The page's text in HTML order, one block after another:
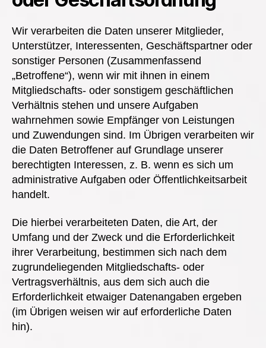
Wir verarbeiten die Daten unserer Mitglieder,
Unterstützer, Interessenten, Geschäftspartner oder
sonstiger Personen (Zusammenfassend
„Betroffene“), wenn wir mit ihnen in einem
Mitgliedschafts- oder sonstigem geschäftlichen
Verhältnis stehen und unsere Aufgaben
wahrnehmen sowie Empfänger von Leistungen
und Zuwendungen sind. Im Übrigen verarbeiten wir
die Daten Betroffener auf Grundlage unserer
berechtigten Interessen, z. B. wenn es sich um
administrative Aufgaben oder Öffentlichkeitsarbeit
handelt.
Die hierbei verarbeiteten Daten, die Art, der
Umfang und der Zweck und die Erforderlichkeit
ihrer Verarbeitung, bestimmen sich nach dem
zugrundeliegenden Mitgliedschafts- oder
Vertragsverhältnis, aus dem sich auch die
Erforderlichkeit etwaiger Datenangaben ergeben
(im Übrigen weisen wir auf erforderliche Daten
hin).